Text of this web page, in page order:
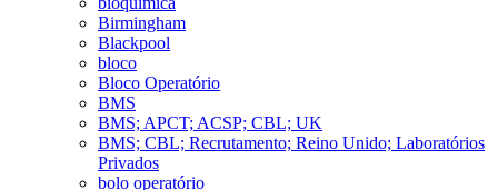
Birmingham
Blackpool
bloco
Bloco Operatório
BMS
BMS; APCT; ACSP; CBL; UK
BMS; CBL; Recrutamento; Reino Unido; Laboratórios
Privados
bolo operatório